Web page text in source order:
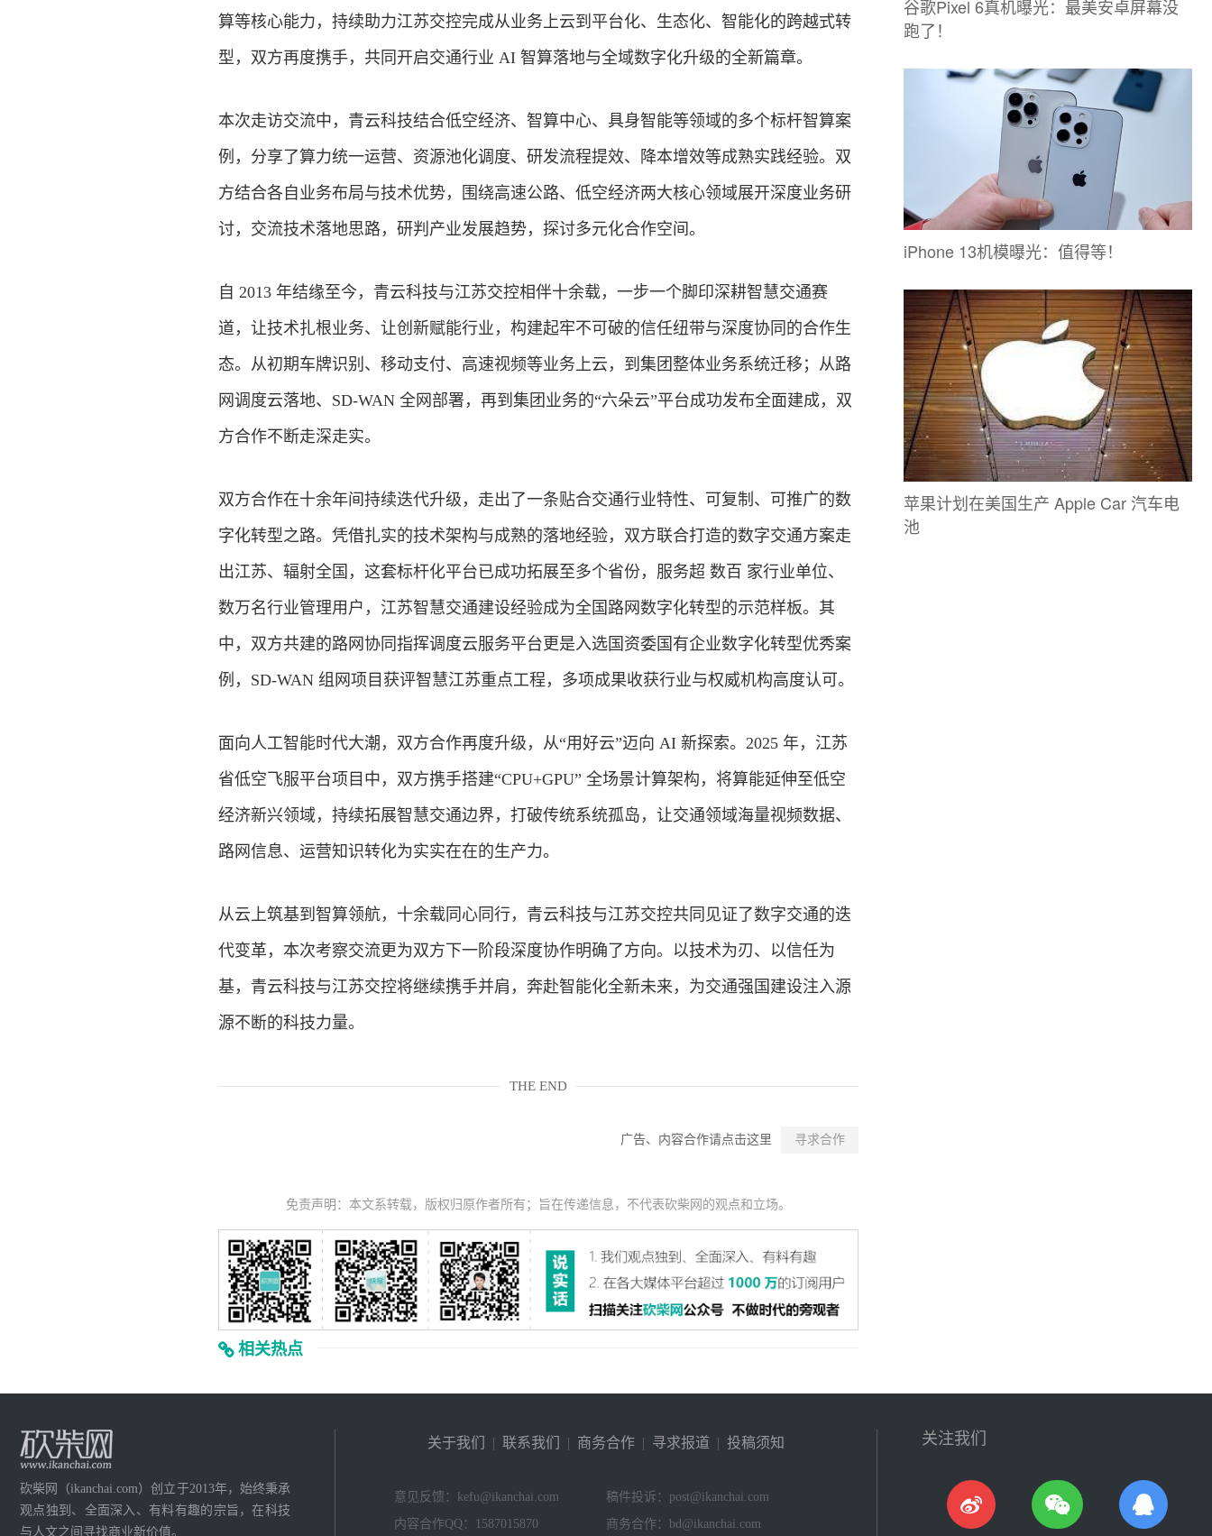
算等核心能力，持续助力江苏交控完成从业务上云到平台化、生态化、智能化的跨越式转
型，双方再度携手，共同开启交通行业 AI 智算落地与全域数字化升级的全新篇章。
本次走访交流中，青云科技结合低空经济、智算中心、具身智能等领域的多个标杆智算案
例，分享了算力统一运营、资源池化调度、研发流程提效、降本增效等成熟实践经验。双
方结合各自业务布局与技术优势，围绕高速公路、低空经济两大核心领域展开深度业务研
讨，交流技术落地思路，研判产业发展趋势，探讨多元化合作空间。
自 2013 年结缘至今，青云科技与江苏交控相伴十余载，一步一个脚印深耕智慧交通赛
道，让技术扎根业务、让创新赋能行业，构建起牢不可破的信任纽带与深度协同的合作生
态。从初期车牌识别、移动支付、高速视频等业务上云，到集团整体业务系统迁移；从路
网调度云落地、SD-WAN 全网部署，再到集团业务的“六朵云”平台成功发布全面建成，双
方合作不断走深走实。
双方合作在十余年间持续迭代升级，走出了一条贴合交通行业特性、可复制、可推广的数
字化转型之路。凭借扎实的技术架构与成熟的落地经验，双方联合打造的数字交通方案走
出江苏、辐射全国，这套标杆化平台已成功拓展至多个省份，服务超 数百 家行业单位、
数万名行业管理用户，江苏智慧交通建设经验成为全国路网数字化转型的示范样板。其
中，双方共建的路网协同指挥调度云服务平台更是入选国资委国有企业数字化转型优秀案
例，SD-WAN 组网项目获评智慧江苏重点工程，多项成果收获行业与权威机构高度认可。
面向人工智能时代大潮，双方合作再度升级，从“用好云”迈向 AI 新探索。2025 年，江苏
省低空飞服平台项目中，双方携手搭建“CPU+GPU” 全场景计算架构，将算能延伸至低空
经济新兴领域，持续拓展智慧交通边界，打破传统系统孤岛，让交通领域海量视频数据、
路网信息、运营知识转化为实实在在的生产力。
从云上筑基到智算领航，十余载同心同行，青云科技与江苏交控共同见证了数字交通的迭
代变革，本次考察交流更为双方下一阶段深度协作明确了方向。以技术为刃、以信任为
基，青云科技与江苏交控将继续携手并肩，奔赴智能化全新未来，为交通强国建设注入源
源不断的科技力量。
THE END
广告、内容合作请点击这里 寻求合作
免责声明：本文系转载，版权归原作者所有；旨在传递信息，不代表砍柴网的观点和立场。
相关热点
谷歌Pixel 6真机曝光：最美安卓屏幕没
跑了！
iPhone 13机模曝光：值得等！
苹果计划在美国生产 Apple Car 汽车电
池
砍柴网（ikanchai.com）创立于2013年，始终秉承
观点独到、全面深入、有料有趣的宗旨，在科技
与人文之间寻找商业新价值。
关于我们 | 联系我们 | 商务合作 | 寻求报道 | 投稿须知
意见反馈：kefu@ikanchai.com
稿件投诉：post@ikanchai.com
内容合作QQ：1587015870
商务合作：bd@ikanchai.com
关注我们